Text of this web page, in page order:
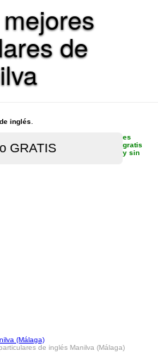
de
inglés
es
gratis
y sin
(Málaga)
de inglés Manilva (Málaga)